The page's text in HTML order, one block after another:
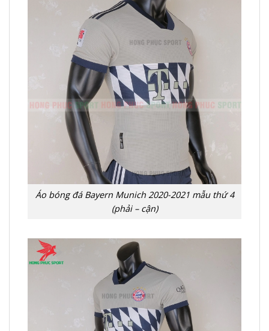
Áo bóng đá Bayern Munich 2020-2021 mẫu thứ 4
(phải – cận)